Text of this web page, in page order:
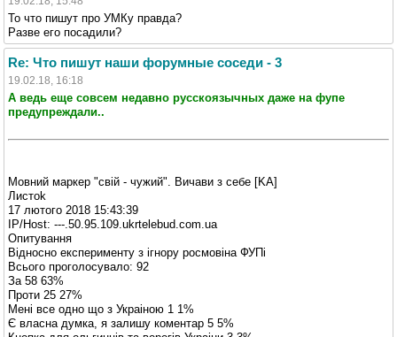
То что пишут про УМКу правда?
Разве его посадили?
Re: Что пишут наши форумные соседи - 3
19.02.18, 16:18
А ведь еще совсем недавно русскоязычных даже на фупе
предупреждали..
Мовний маркер "свій - чужий". Вичави з себе [KA]
Листоk
17 лютого 2018 15:43:39
IP/Host: ---.50.95.109.ukrtelebud.com.ua
Опитування
Відносно експерименту з ігнору росмовіна ФУПі
Всього проголосувало: 92
За 58 63%
Проти 25 27%
Мені все одно що з Украіною 1 1%
Є власна думка, я залишу коментар 5 5%